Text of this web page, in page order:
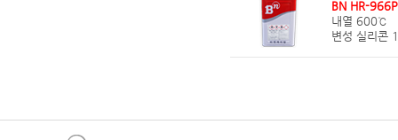
BN HR-966P
내열 600℃
변성 실리콘